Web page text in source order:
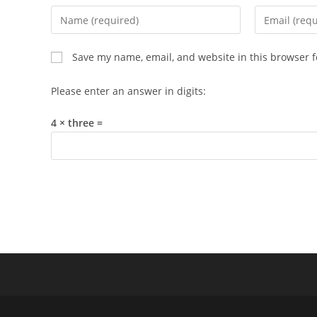
Enter
your
name
or
username
comment
Enter
your
Save my name, email, and website in this browser
Please enter an answer in digits:
4 × three =